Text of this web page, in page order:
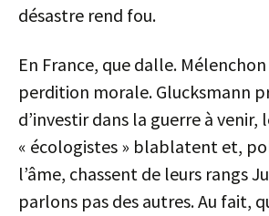
désastre rend fou.
En France, que dalle.
perdition morale. Glucksmann
d’investir dans la guerre à venir,
« écologistes » blablatent et,
l’âme, chassent de leurs rangs
parlons pas des autres. Au fait,